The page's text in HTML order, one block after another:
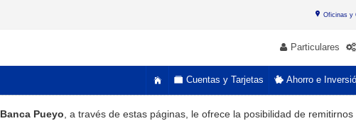
Oficinas y
Particulares
Ahorro e
Cuentas y Tarjetas
Banca Pueyo , a través de estas páginas, le ofrece la posibilidad de